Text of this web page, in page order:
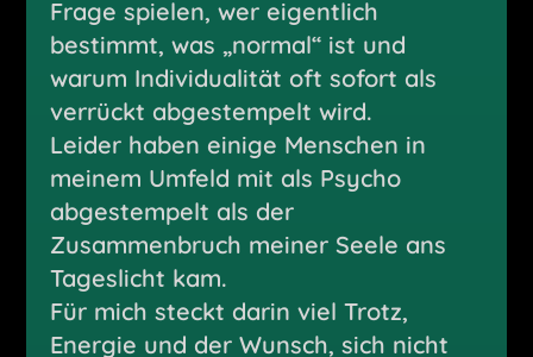
Frage spielen, wer eigentlich
bestimmt, was „normal“ ist und
warum Individualität oft sofort als
verrückt abgestempelt wird.
Leider haben einige Menschen in
meinem Umfeld mit als Psycho
abgestempelt als der
Zusammenbruch meiner Seele ans
Tageslicht kam.
Für mich steckt darin viel Trotz,
Energie und der Wunsch, sich nicht